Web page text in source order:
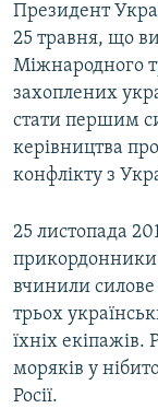
Президент
25 травня, що
Міжнародного
захоплених
стати першим
керівництва
конфлікту з
25 листопада
прикордонники
вчинили силове
трьох
їхніх екіпажів.
моряків у
Росії.